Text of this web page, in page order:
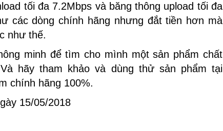
tối đa 7.2Mbps và băng thông upload tối đa
các dòng chính hãng nhưng đắt tiền hơn mà
như thế.
minh để tìm cho mình một sản phẩm chất
hãy tham khảo và dùng thử sản phẩm tại
chính hãng 100%.
15/05/2018